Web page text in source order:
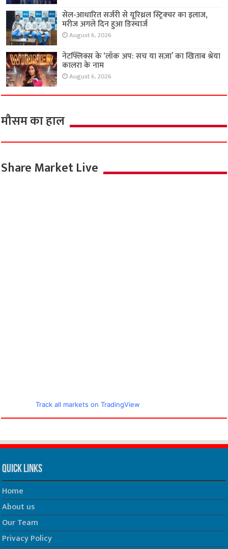
सेल-आधारित सर्जरी से यूरिथ्रल स्ट्रिक्चर का इलाज,
मरीज अगले दिन हुआ डिस्चार्ज
August 6, 2026
नेटफ्लिक्स के ‘लॉक अप: सच या सज़ा’ का खिताब श्रेया
कालरा के नाम
August 6, 2026
मौसम का हाल
Share Market Live
Track all markets on TradingView
Quick Links
Home
About us
Our Team
Privacy Policy